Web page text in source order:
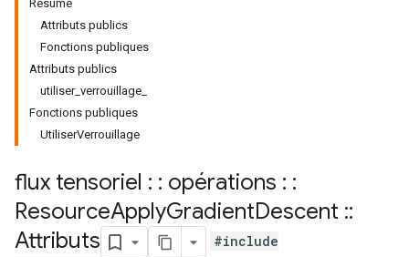
Résumé
Attributs publics
Fonctions publiques
Attributs publics
utiliser_verrouillage_
Fonctions publiques
UtiliserVerrouillage
flux tensoriel : : opérations : :
ResourceApplyGradientDescent ::
Attributs
#include